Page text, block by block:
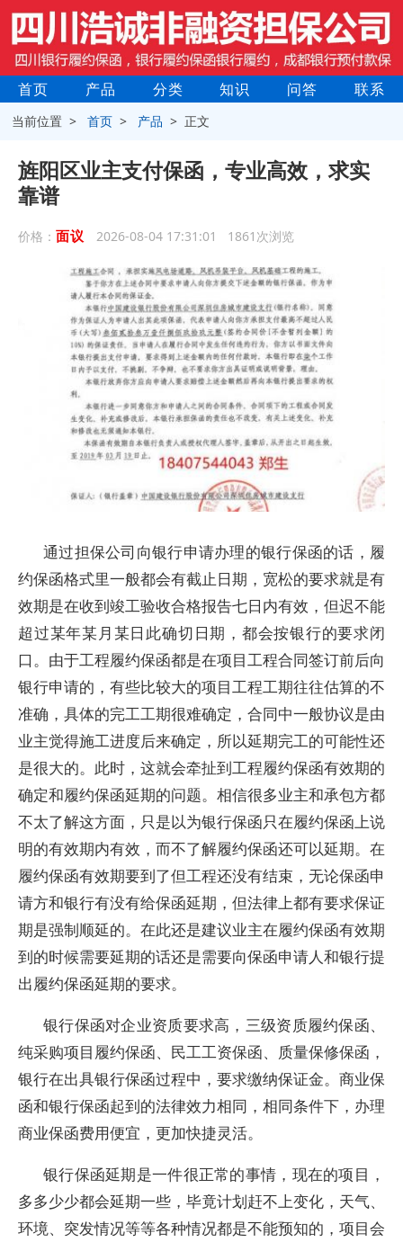
首页 产品 分类 知识 问答 联系
当前位置 >首页 > 产品 > 正文
旌阳区业主支付保函，专业高效，求实
靠谱
价格： 面议 2026-08-04 17:31:01 1861次浏览
通过担保公司向银行申请办理的银行保函的话，履
约保函格式里一般都会有截止日期，宽松的要求就是有
效期是在收到竣工验收合格报告七日内有效，但迟不能
超过某年某月某日此确切日期，都会按银行的要求闭
口。由于工程履约保函都是在项目工程合同签订前后向
银行申请的，有些比较大的项目工程工期往往估算的不
准确，具体的完工工期很难确定，合同中一般协议是由
业主觉得施工进度后来确定，所以延期完工的可能性还
是很大的。此时，这就会牵扯到工程履约保函有效期的
确定和履约保函延期的问题。相信很多业主和承包方都
不太了解这方面，只是以为银行保函只在履约保函上说
明的有效期内有效，而不了解履约保函还可以延期。在
履约保函有效期要到了但工程还没有结束，无论保函申
请方和银行有没有给保函延期，但法律上都有要求保证
期是强制顺延的。在此还是建议业主在履约保函有效期
到的时候需要延期的话还是需要向保函申请人和银行提
出履约保函延期的要求。
银行保函对企业资质要求高，三级资质履约保函、
纯采购项目履约保函、民工工资保函、质量保修保函，
银行在出具银行保函过程中，要求缴纳保证金。商业保
函和银行保函起到的法律效力相同，相同条件下，办理
商业保函费用便宜，更加快捷灵活。
银行保函延期是一件很正常的事情，现在的项目，
多多少少都会延期一些，毕竟计划赶不上变化，天气、
环境、突发情况等等各种情况都是不能预知的，项目会